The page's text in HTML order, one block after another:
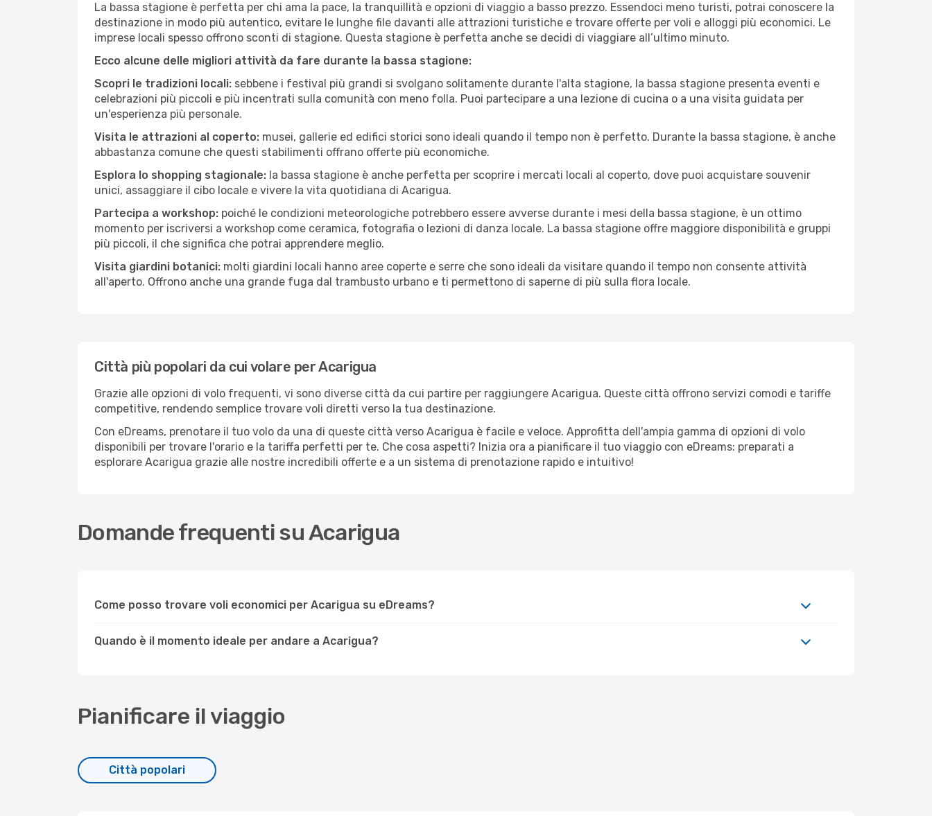
La bassa stagione è perfetta per chi ama la pace, la tranquillità e opzioni di viaggio a basso prezzo. Essendoci meno turisti, potrai conoscere la
destinazione in modo più autentico, evitare le lunghe file davanti alle attrazioni turistiche e trovare offerte per voli e alloggi più economici. Le
imprese locali spesso offrono sconti di stagione. Questa stagione è perfetta anche se decidi di viaggiare all’ultimo minuto.
Ecco alcune delle migliori attività da fare durante la bassa stagione:
Scopri le tradizioni locali: sebbene i festival più grandi si svolgano solitamente durante l'alta stagione, la bassa stagione presenta eventi e
celebrazioni più piccoli e più incentrati sulla comunità con meno folla. Puoi partecipare a una lezione di cucina o a una visita guidata per
un'esperienza più personale.
Visita le attrazioni al coperto: musei, gallerie ed edifici storici sono ideali quando il tempo non è perfetto. Durante la bassa stagione, è anche
abbastanza comune che questi stabilimenti offrano offerte più economiche.
Esplora lo shopping stagionale: la bassa stagione è anche perfetta per scoprire i mercati locali al coperto, dove puoi acquistare souvenir
unici, assaggiare il cibo locale e vivere la vita quotidiana di Acarigua.
Partecipa a workshop: poiché le condizioni meteorologiche potrebbero essere avverse durante i mesi della bassa stagione, è un ottimo
momento per iscriversi a workshop come ceramica, fotografia o lezioni di danza locale. La bassa stagione offre maggiore disponibilità e gruppi
più piccoli, il che significa che potrai apprendere meglio.
Visita giardini botanici: molti giardini locali hanno aree coperte e serre che sono ideali da visitare quando il tempo non consente attività
all'aperto. Offrono anche una grande fuga dal trambusto urbano e ti permettono di saperne di più sulla flora locale.
Città più popolari da cui volare per Acarigua
Grazie alle opzioni di volo frequenti, vi sono diverse città da cui partire per raggiungere Acarigua. Queste città offrono servizi comodi e tariffe
competitive, rendendo semplice trovare voli diretti verso la tua destinazione.
Con eDreams, prenotare il tuo volo da una di queste città verso Acarigua è facile e veloce. Approfitta dell'ampia gamma di opzioni di volo
disponibili per trovare l'orario e la tariffa perfetti per te. Che cosa aspetti? Inizia ora a pianificare il tuo viaggio con eDreams: preparati a
esplorare Acarigua grazie alle nostre incredibili offerte e a un sistema di prenotazione rapido e intuitivo!
Domande frequenti su Acarigua
Come posso trovare voli economici per Acarigua su eDreams?
Quando è il momento ideale per andare a Acarigua?
Pianificare il viaggio
Città popolari